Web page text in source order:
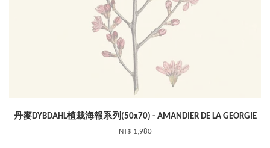
丹麥DYBDAHL植栽海報系列(50x70) - AMANDIER DE LA GEORGIE
NT$ 1,980